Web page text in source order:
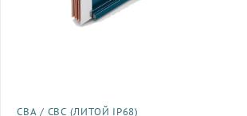
СВА / СВС (ЛИТОЙ IP68)